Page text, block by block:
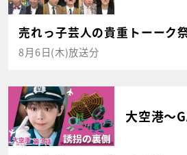
売れっ子芸人の貴重トーーク
8月6日(木)放送分
大空港～